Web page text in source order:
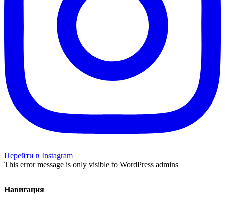
Перейти в Instagram
This error message is only visible to WordPress admins
Навигация